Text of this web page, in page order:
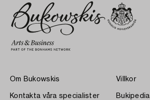
Om Bukowskis
Kontakta våra specialister
Villkor
Bukipedia